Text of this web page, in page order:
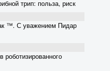
трип: польза, риск
™. С уважением Пидар